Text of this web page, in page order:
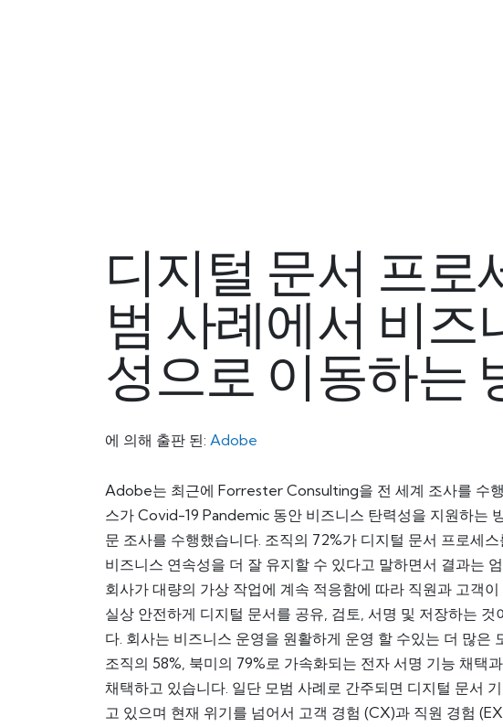
디지털 문서 프로
범 사례에서 비즈
성으로 이동하는
에 의해 출판 된: Adobe
Adobe는 최근에 Forrester Consulting을 전 세계 조사를 수
스가 Covid-19 Pandemic 동안 비즈니스 탄력성을 지원하는
문 조사를 수행했습니다. 조직의 72%가 디지털 문서 프로세
비즈니스 연속성을 더 잘 유지할 수 있다고 말하면서 결과는
회사가 대량의 가상 작업에 계속 적응함에 따라 직원과 고객
실상 안전하게 디지털 문서를 공유, 검토, 서명 및 저장하는 것
다. 회사는 비즈니스 운영을 원활하게 운영 할 수있는 더 많은
조직의 58%, 북미의 79%로 가속화되는 전자 서명 기능 채택
채택하고 있습니다. 일단 모범 사례로 간주되면 디지털 문서
고 있으며 현재 위기를 넘어서 고객 경험 (CX)과 직원 경험